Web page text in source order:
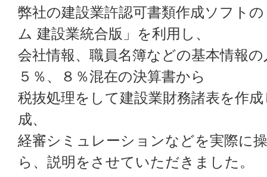
弊社の建設業許認可書類作成ソフト
ム 建設業統合版」を利用し、
会社情報、職員名簿などの基本情報
５％、８％混在の決算書から
税抜処理をして建設業財務諸表を作
成、
経審シミュレーションなどを実際に
ら、説明をさせていただきました。